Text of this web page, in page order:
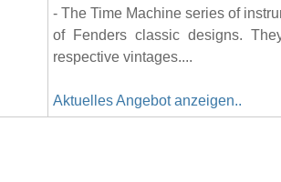
- The Time Machine series of
of Fenders classic designs.
respective vintages....
Aktuelles Angebot anzeigen..